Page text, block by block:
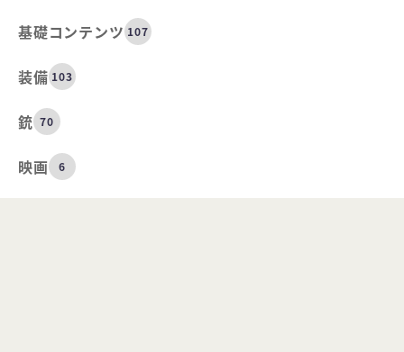
基礎コンテンツ 107
装備 103
銃 70
映画 6